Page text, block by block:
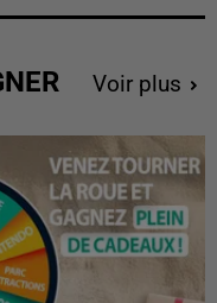
Voir plus